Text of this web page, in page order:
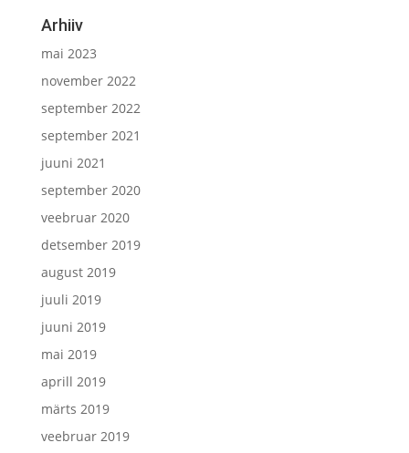
Arhiiv
mai 2023
november 2022
september 2022
september 2021
juuni 2021
september 2020
veebruar 2020
detsember 2019
august 2019
juuli 2019
juuni 2019
mai 2019
aprill 2019
märts 2019
veebruar 2019